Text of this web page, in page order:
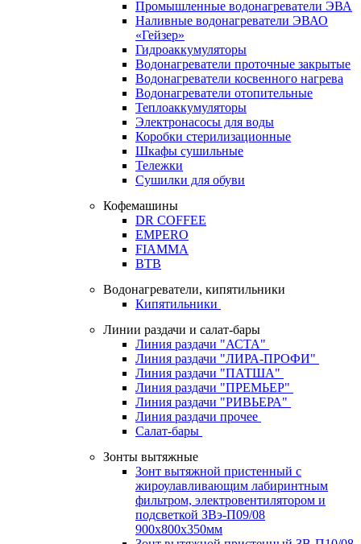
Промышленные водонагреватели ЭВА
Наливные водонагреватели ЭВАО
«Гейзер»
Гидроаккумуляторы
Водонагреватели проточные закрытые
Водонагреватели косвенного нагрева
Водонагреватели отопительные
Теплоаккумуляторы
Электронасосы для воды
Коробки стерилизационные
Шкафы сушильные
Тележки
Сушилки для обуви
Кофемашины
DR COFFEE
EMPERO
FIAMMA
BTB
Водонагреватели, кипятильники
Кипятильники
Линии раздачи и салат-бары
Линия раздачи "АСТА"
Линия раздачи "ЛИРА-ПРОФИ"
Линия раздачи "ПАТША"
Линия раздачи "ПРЕМЬЕР"
Линия раздачи "РИВЬЕРА"
Линия раздачи прочее
Салат-бары
Зонты вытяжные
Зонт вытяжной пристенный с
жироулавливающим лабиринтным
фильтром, электровентилятором и
подсветкой ЗВэ-П09/08
900х800х350мм